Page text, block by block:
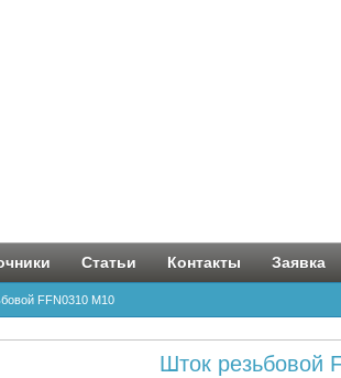
Статьи Контакты Заявка
FFN0310 M10
Шток резьбовой